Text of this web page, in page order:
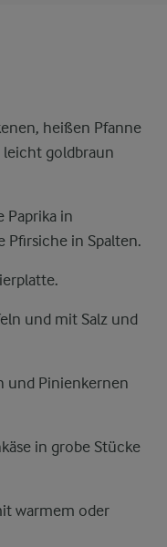
heißen Pfanne
leicht goldbraun
Paprika in
Pfirsiche in Spalten.
und mit Salz und
und Pinienkernen
in grobe Stücke
warmem oder